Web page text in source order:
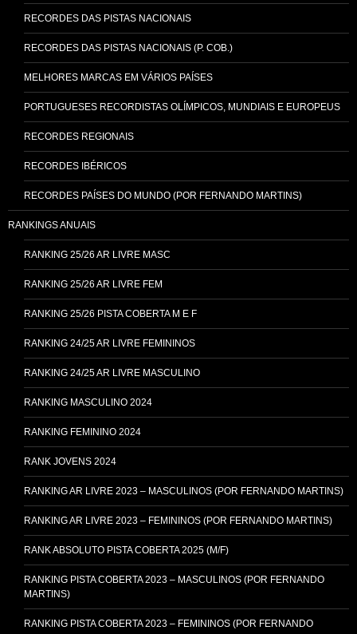
RECORDES DAS PISTAS NACIONAIS
RECORDES DAS PISTAS NACIONAIS (P. COB.)
MELHORES MARCAS EM VÁRIOS PAÍSES
PORTUGUESES RECORDISTAS OLÍMPICOS, MUNDIAIS E EUROPEUS
RECORDES REGIONAIS
RECORDES IBÉRICOS
RECORDES PAÍSES DO MUNDO (POR FERNANDO MARTINS)
RANKINGS ANUAIS
RANKING 25/26 AR LIVRE MASC
RANKING 25/26 AR LIVRE FEM
RANKING 25/26 PISTA COBERTA M E F
RANKING 24/25 AR LIVRE FEMININOS
RANKING 24/25 AR LIVRE MASCULINO
RANKING MASCULINO 2024
RANKING FEMININO 2024
RANK JOVENS 2024
RANKING AR LIVRE 2023 – MASCULINOS (POR FERNANDO MARTINS)
RANKING AR LIVRE 2023 – FEMININOS (POR FERNANDO MARTINS)
RANK ABSOLUTO PISTA COBERTA 2025 (M/F)
RANKING PISTA COBERTA 2023 – MASCULINOS (POR FERNANDO
MARTINS)
RANKING PISTA COBERTA 2023 – FEMININOS (POR FERNANDO